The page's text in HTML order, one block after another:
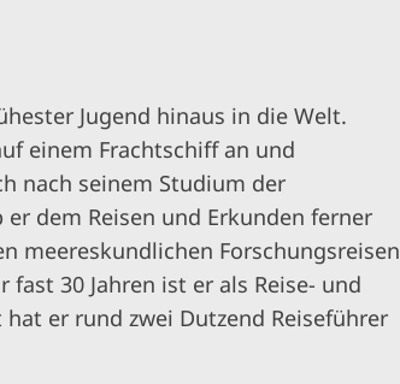
Jugend hinaus in die Welt.
einem Frachtschiff an und
nach seinem Studium der
dem Reisen und Erkunden ferner
meereskundlichen Forschungsreisen
30 Jahren ist er als Reise- und
er rund zwei Dutzend Reiseführer